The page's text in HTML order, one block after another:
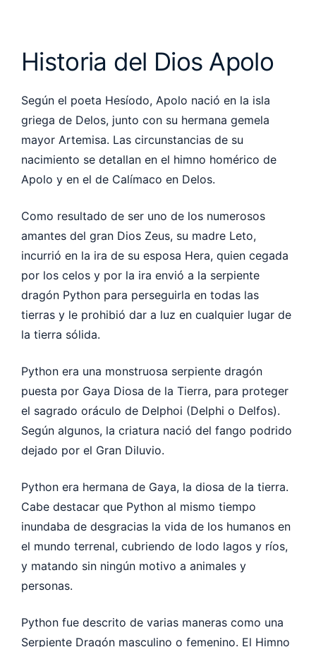
Historia del Dios Apolo
Según el poeta Hesíodo, Apolo nació en la isla
griega de Delos, junto con su hermana gemela
mayor Artemisa. Las circunstancias de su
nacimiento se detallan en el himno homérico de
Apolo y en el de Calímaco en Delos.
Como resultado de ser uno de los numerosos
amantes del gran Dios Zeus, su madre Leto,
incurrió en la ira de su esposa Hera, quien cegada
por los celos y por la ira envió a la serpiente
dragón Python para perseguirla en todas las
tierras y le prohibió dar a luz en cualquier lugar de
la tierra sólida.
Python era una monstruosa serpiente dragón
puesta por Gaya Diosa de la Tierra, para proteger
el sagrado oráculo de Delphoi (Delphi o Delfos).
Según algunos, la criatura nació del fango podrido
dejado por el Gran Diluvio.
Python era hermana de Gaya, la diosa de la tierra.
Cabe destacar que Python al mismo tiempo
inundaba de desgracias la vida de los humanos en
el mundo terrenal, cubriendo de lodo lagos y ríos,
y matando sin ningún motivo a animales y
personas.
Python fue descrito de varias maneras como una
Serpiente Dragón masculino o femenino. El Himno